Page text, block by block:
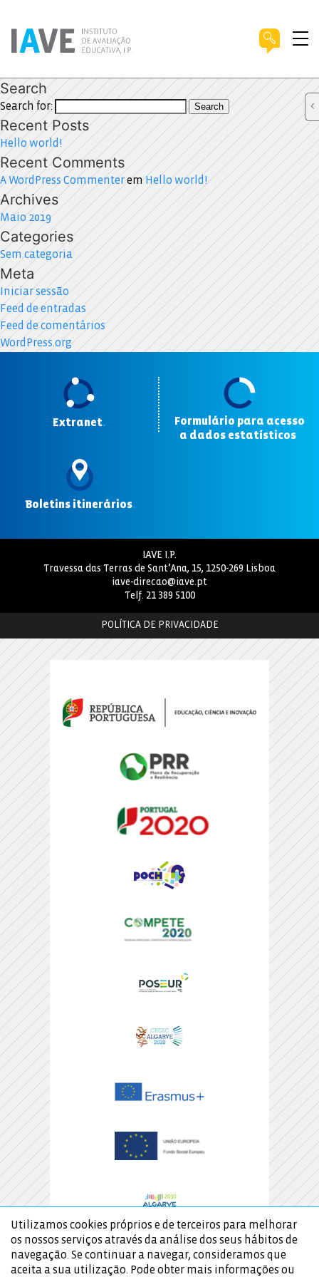
Search
Search for: Search
Recent Posts
Hello world!
Recent Comments
A WordPress Commenterem Hello world!
Archives
Maio 2019
Categories
Sem categoria
Meta
Iniciar sessão
Feed de entradas
Feed de comentários
WordPress.org
Extranet.
Formulário para acesso
a dados estatísticos
Boletins itinerários.
IAVE I.P.
Travessa das Terras de Sant’Ana, 15, 1250-269 Lisboa
iave-direcao@iave.pt
Telf. 21 389 5100
POLÍTICA DE PRIVACIDADE
Utilizamos cookies próprios e de terceiros para melhorar
os nossos serviços através da análise dos seus hábitos de
navegação. Se continuar a navegar, consideramos que
aceita a sua utilização. Pode obter mais informações ou